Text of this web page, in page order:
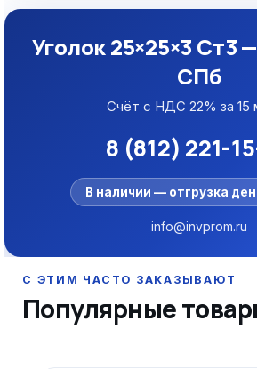
Уголок 25×25×3 Ст3
СПб
Счёт с НДС 22% за 15
8 (812) 221-
В наличии — отгрузка
info@invprom.ru
Популярные